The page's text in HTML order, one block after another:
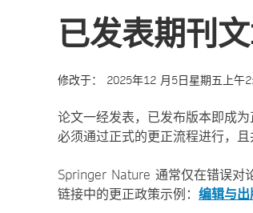
已发表期刊
修改于： 2025年12 月5日星期五上午
论文一经发表，已发布版本即成
必须通过正式的更正流程进行，且
Springer Nature 通常仅在错误对
链接中的更正政策示例： 编辑与